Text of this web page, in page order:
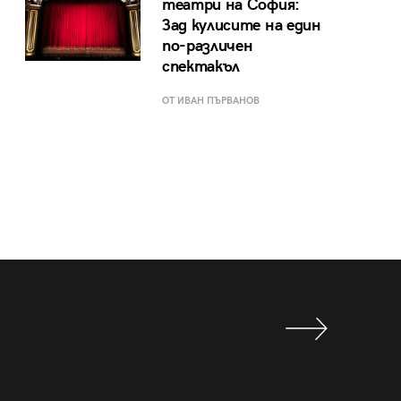
театри на София:
Зад кулисите на един
по-различен
спектакъл
ОТ ИВАН ПЪРВАНОВ